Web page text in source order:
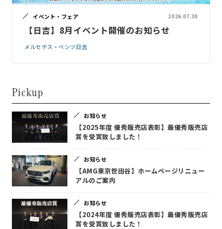
イベント・フェア 2026.07.30
【日吉】8月イベント開催のお知らせ
メルセデス・ベンツ日吉
Pickup
お知らせ
【2025年度 優秀販売店表彰】最優秀販売店
賞を受賞致しました！
お知らせ
【AMG東京世田谷】ホームページリニュー
アルのご案内
お知らせ
【2024年度 優秀販売店表彰】最優秀販売店
賞を受賞致しました！